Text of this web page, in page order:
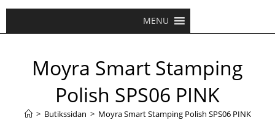
MENU
Moyra Smart Stamping
Polish SPS06 PINK
> Butikssidan > Moyra Smart Stamping Polish SPS06 PINK